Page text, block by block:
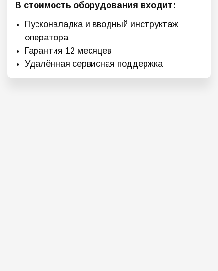
В стоимость оборудования входит:
Пусконаладка и вводный инструктаж
оператора
Гарантия 12 месяцев
Удалённая сервисная поддержка